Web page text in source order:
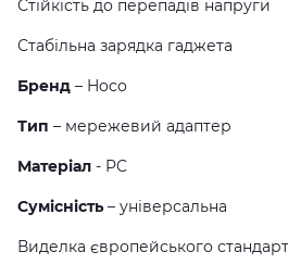
Стійкість до перепадів напруги
Стабільна зарядка гаджета
Бренд – Hoco
Тип – мережевий адаптер
Матеріал - PC
Сумісність – універсальна
Виделка європейського